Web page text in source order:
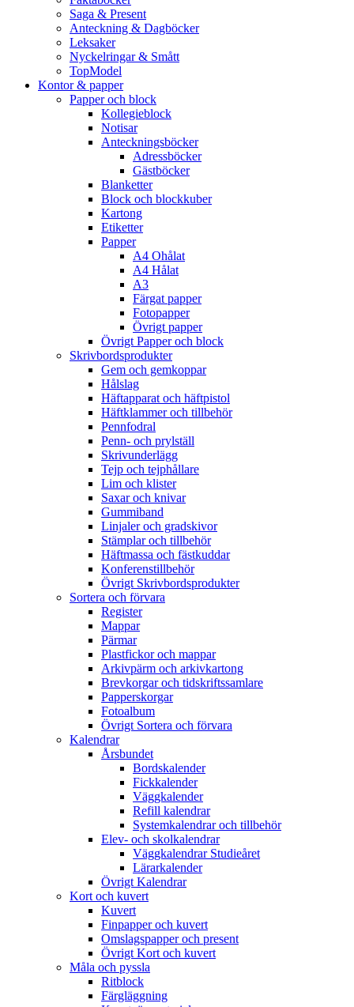
Saga & Present
Anteckning & Dagböcker
Leksaker
Nyckelringar & Smått
TopModel
Kontor & papper
Papper och block
Kollegieblock
Notisar
Anteckningsböcker
Adressböcker
Gästböcker
Blanketter
Block och blockkuber
Kartong
Etiketter
Papper
A4 Ohålat
A4 Hålat
A3
Färgat papper
Fotopapper
Övrigt papper
Övrigt Papper och block
Skrivbordsprodukter
Gem och gemkoppar
Hålslag
Häftapparat och häftpistol
Häftklammer och tillbehör
Pennfodral
Penn- och prylställ
Skrivunderlägg
Tejp och tejphållare
Lim och klister
Saxar och knivar
Gummiband
Linjaler och gradskivor
Stämplar och tillbehör
Häftmassa och fästkuddar
Konferenstillbehör
Övrigt Skrivbordsprodukter
Sortera och förvara
Register
Mappar
Pärmar
Plastfickor och mappar
Arkivpärm och arkivkartong
Brevkorgar och tidskriftssamlare
Papperskorgar
Fotoalbum
Övrigt Sortera och förvara
Kalendrar
Årsbundet
Bordskalender
Fickkalender
Väggkalender
Refill kalendrar
Systemkalendrar och tillbehör
Elev- och skolkalendrar
Väggkalendrar Studieåret
Lärarkalender
Övrigt Kalendrar
Kort och kuvert
Kuvert
Finpapper och kuvert
Omslagspapper och present
Övrigt Kort och kuvert
Måla och pyssla
Ritblock
Färgläggning